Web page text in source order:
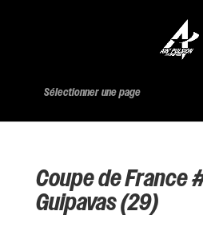
Sélectionner une page
Coupe de France
Guipavas (29)